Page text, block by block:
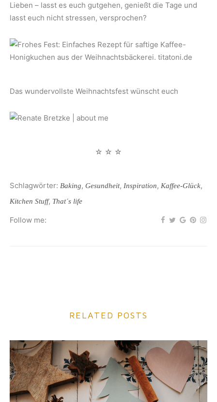
Lieben – lasst es euch gutgehen, genießt die Tage und
lasst euch nicht stressen, versprochen?
Das wundervollste Weihnachtsfest wünscht euch
☆ ☆ ☆
Schlagwörter: Baking, Gesundheit, Inspiration, Kaffee-Glück,
Kitchen Stuff, That´s life
Follow me:
RELATED POSTS